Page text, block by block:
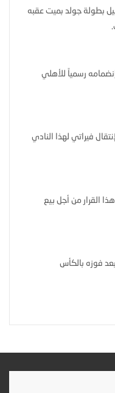
بطولة جولد بميت عقبه
رسمياً للأهلي
فيراتي لهذا النادي
القرار من أجل بيع
فوزه بالكأس